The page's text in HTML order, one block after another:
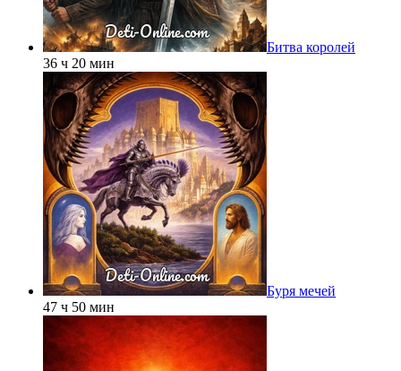
Битва королей
36 ч 20 мин
Буря мечей
47 ч 50 мин